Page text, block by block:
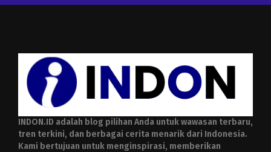
INDON.ID adalah blog pilihan Anda untuk wawasan terbaru,
tren terkini, dan berbagai cerita menarik dari Indonesia.
Kami bertujuan untuk menginspirasi, memberikan